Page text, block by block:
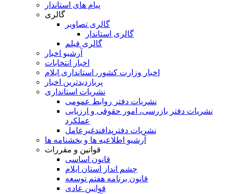
پیام های استاندار
گالری
گالری تصاویر
گالری استاندار
گالری فیلم
آرشیو اخبار
اخبار انتخابات
اخبار وزارت کشور، استانداری ایلام
پربازدیدترین اخبار
نشریات استانداری
نشریات دفتر روابط عمومی
نشريات دفتر بازرسی، امور حقوقی و ارزيابی
عملکرد
نشريات دفترپدافندغيرعامل
آرشیو اطلاعیه ها و بخشنامه ها
قوانین و مقررات
قانون اساسی
چشم انداز استان ایلام
قانون برنامه هفتم توسعه
قوانین عادی